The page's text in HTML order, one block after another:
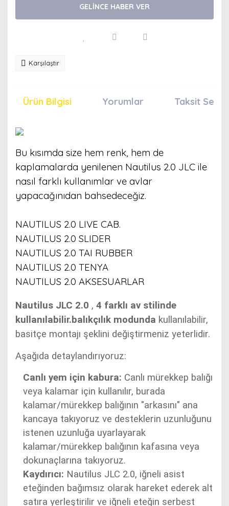
GELİNCE HABER VER
Karşılaştır
Ürün Bilgisi Yorumlar Taksit
Bu kısımda size hem renk, hem de
kaplamalarda yenilenen Nautilus 2.0 JLC ile
nasıl farklı kullanımlar ve avlar
yapacağınıdan bahsedeceğiz.
NAUTILUS 2.0 LIVE CAB.
NAUTILUS 2.0 SLIDER
NAUTILUS 2.0 TAI RUBBER
NAUTILUS 2.0 TENYA
NAUTILUS 2.0 AKSESUARLAR
Nautilus JLC 2.0 , 4 farklı av stilinde
kullanılabilir.balıkçılık modunda kullanılabilir,
basitçe montajı şeklini değiştirmeniz yeterlidir.
Aşağıda detaylandırıyoruz:
Canlı yem için kabura: Canlı mürekkep balığı
veya kalamar için kullanılır, burada
kalamar/mürekkep balığının "arkasını" ana
kancaya takıyoruz ve desteklerin uzunluğunu
istenen uzunluğa uyarlayarak
kalamar/mürekkep balığının kafasına veya
dokunaçlarına takıyoruz.
Kaydırıcı: Nautilus JLC 2.0, iğneli asist
eteğinden bağımsız olarak hareket ederek alt
satıra yerleştirilir ve iğneli eteğin serbest